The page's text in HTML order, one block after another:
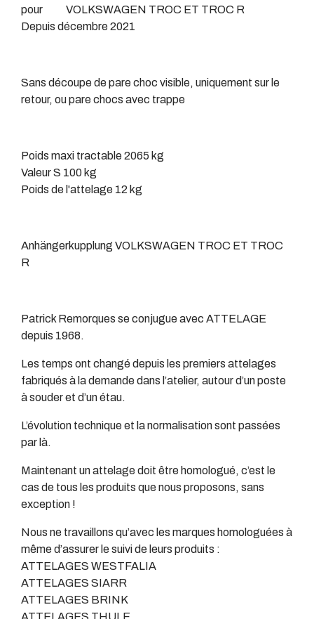
pour VOLKSWAGEN TROC ET TROC R
Depuis décembre 2021
Sans découpe de pare choc visible, uniquement sur le
retour, ou pare chocs avec trappe
Poids maxi tractable 2065 kg
Valeur S 100 kg
Poids de l'attelage 12 kg
Anhängerkupplung VOLKSWAGEN TROC ET TROC
R
Patrick Remorques se conjugue avec ATTELAGE
depuis 1968.
Les temps ont changé depuis les premiers attelages
fabriqués à la demande dans l’atelier, autour d’un poste
à souder et d’un étau.
L’évolution technique et la normalisation sont passées
par là.
Maintenant un attelage doit être homologué, c’est le
cas de tous les produits que nous proposons, sans
exception !
Nous ne travaillons qu’avec les marques homologuées à
même d’assurer le suivi de leurs produits :
ATTELAGES WESTFALIA
ATTELAGES SIARR
ATTELAGES BRINK